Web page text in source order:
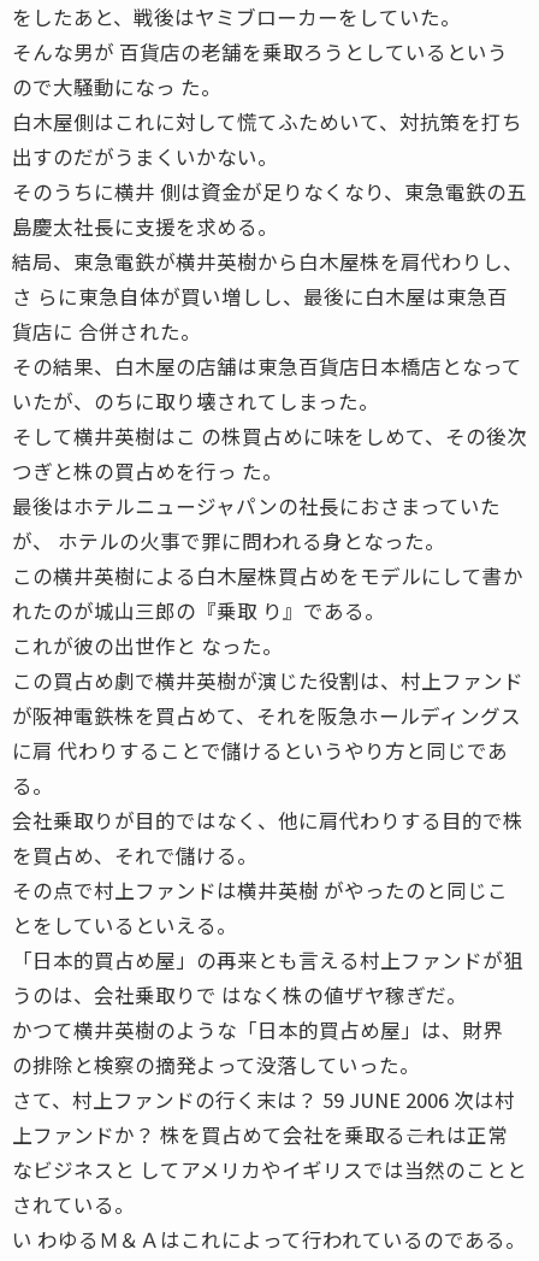
をしたあと、戦後はヤミブローカーをしていた。
そんな男が 百貨店の老舗を乗取ろうとしているという
ので大騒動になっ た。
白木屋側はこれに対して慌てふためいて、対抗策を打ち
出すのだがうまくいかない。
そのうちに横井 側は資金が足りなくなり、東急電鉄の五
島慶太社長に支援を求める。
結局、東急電鉄が横井英樹から白木屋株を肩代わりし、
さ らに東急自体が買い増しし、最後に白木屋は東急百
貨店に 合併された。
その結果、白木屋の店舗は東急百貨店日本橋店となって
いたが、のちに取り壊されてしまった。
そして横井英樹はこ の株買占めに味をしめて、その後次
つぎと株の買占めを行っ た。
最後はホテルニュージャパンの社長におさまっていた
が、 ホテルの火事で罪に問われる身となった。
この横井英樹による白木屋株買占めをモデルにして書か
れたのが城山三郎の『乗取 り』である。
これが彼の出世作と なった。
この買占め劇で横井英樹が演じた役割は、村上ファンド
が阪神電鉄株を買占めて、それを阪急ホールディングス
に肩 代わりすることで儲けるというやり方と同じであ
る。
会社乗取りが目的ではなく、他に肩代わりする目的で株
を買占め、それで儲ける。
その点で村上ファンドは横井英樹 がやったのと同じこ
とをしているといえる。
「日本的買占め屋」の再来とも言える村上ファンドが狙
うのは、会社乗取りで はなく株の値ザヤ稼ぎだ。
かつて横井英樹のような「日本的買占め屋」は、財界
の排除と検察の摘発よって没落していった。
さて、村上ファンドの行く末は？ 59 JUNE 2006 次は村
上ファンドか？ 株を買占めて会社を乗取る――これは正常
なビジネスと してアメリカやイギリスでは当然のことと
されている。
い わゆるＭ＆Ａはこれによって行われているのである。